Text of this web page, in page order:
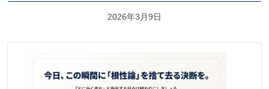
2026年3月9日